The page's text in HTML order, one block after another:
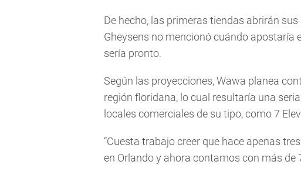
De hecho, las primeras tiendas abrirán
Gheysens no mencionó cuándo apostaría
sería pronto.
Según las proyecciones, Wawa planea
región floridana, lo cual resultaría una
locales comerciales de su tipo, como 7
“Cuesta trabajo creer que hace apenas
en Orlando y ahora contamos con más de